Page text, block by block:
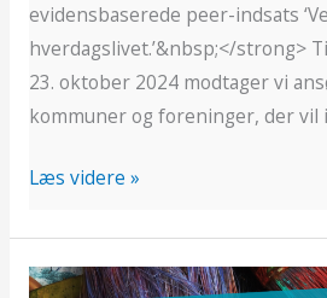
evidensbaserede peer-indsats
hverdagslivet.’&nbsp;</strong>
23. oktober 2024 modtager vi
kommuner og foreninger, der vil
Læs videre »
Vi